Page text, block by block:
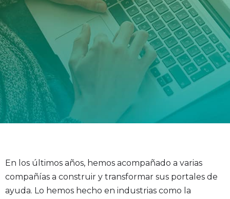
En los últimos años, hemos acompañado a varias
compañías a construir y transformar sus portales de
ayuda. Lo hemos hecho en industrias como la